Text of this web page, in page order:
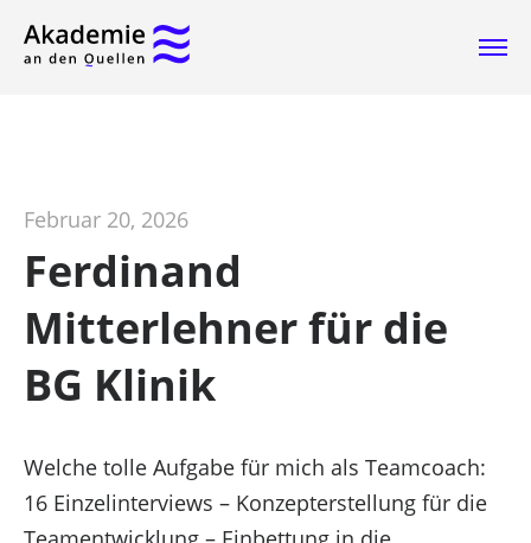
Februar 20, 2026
Ferdinand
Mitterlehner für die
BG Klinik
Welche tolle Aufgabe für mich als Teamcoach:
16 Einzelinterviews – Konzepterstellung für die